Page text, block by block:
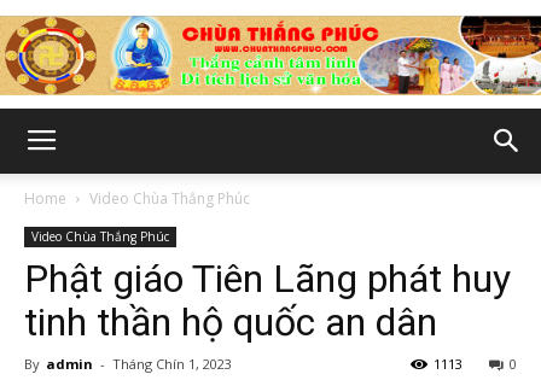
Home Video Chùa Thắng Phúc
Video Chùa Thắng Phúc
Phật giáo Tiên Lãng phát huy
tinh thần hộ quốc an dân
By admin - Tháng Chín 1, 2023 0
1113